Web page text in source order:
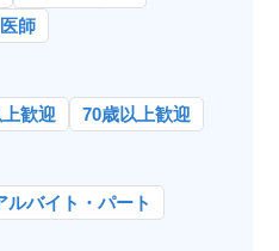
医師
歓迎 70歳以上歓迎
ルバイト・パート